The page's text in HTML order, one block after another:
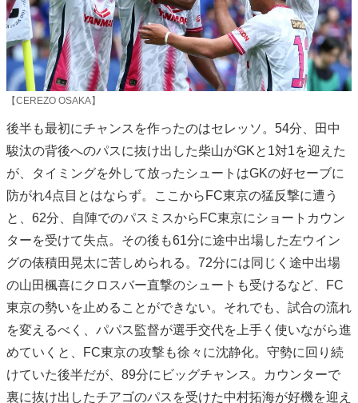
【CEREZO OSAKA】
後半も最初にチャンスを作ったのはセレッソ。54分、田中
駿汰の背後へのパスに抜け出した柴山がGKと1対1を迎えた
が、タイミングを外して放ったシュートはGKの好セーブに
防がれ4点目とはならず。ここからFC東京の猛反撃に遭う
と、62分、自陣でのパスミスからFC東京にショートカウン
ターを受けて失点。その後も61分に途中出場した左ウイン
グの俵積田晃太に苦しめられる。72分には同じく途中出場
の山田楓喜にクロスバー直撃のシュートも受けるなど、FC
東京の勢いを止めることができない。それでも、試合の流れ
を変えるべく、パパス監督が選手交代を上手く使いながら進
めていくと、FC東京の攻撃も徐々に沈静化。守勢に回り続
けていた後半だが、89分にビッグチャンス。カウンターで
裏に抜け出したチアゴのパスを受けた中村拓海が好機を迎え